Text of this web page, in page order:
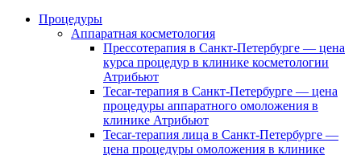
Процедуры
Аппаратная косметология
Прессотерапия в Санкт-Петербурге — цена
курса процедур в клинике косметологии
Атрибьют
Tecar-терапия в Санкт-Петербурге — цена
процедуры аппаратного омоложения в
клинике Атрибьют
Tecar-терапия лица в Санкт-Петербурге —
цена процедуры омоложения в клинике